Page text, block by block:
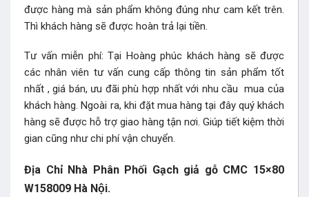
được hàng mà sản phẩm không đúng như cam kết trên.
Thì khách hàng sẽ được hoàn trả lại tiền.
Tư vấn miễn phí: Tại Hoàng phúc khách hàng sẽ được
các nhân viên tư vấn cung cấp thông tin sản phẩm tốt
nhất , giá bán, ưu đãi phù hợp nhất với nhu cầu mua của
khách hàng. Ngoài ra, khi đặt mua hàng tại đây quý khách
hàng sẽ được hỗ trợ giao hàng tận nơi. Giúp tiết kiệm thời
gian cũng như chi phí vận chuyển.
Địa Chỉ Nhà Phân Phối Gạch giả gỗ CMC 15×80
W158009 Hà Nội.